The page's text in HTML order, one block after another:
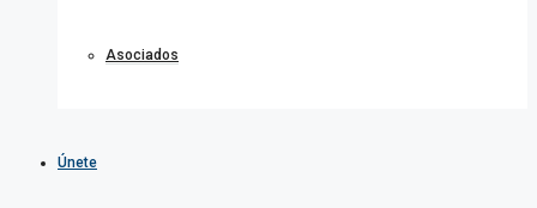
Asociados
Únete